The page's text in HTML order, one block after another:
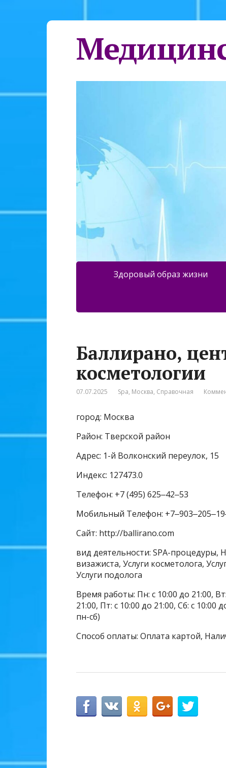
Здоровый образ жизни
Баллирано,
косметологии
07.07.2025 Spa, Москва, Справочная
город: Москва
Район: Тверской район
Адрес: 1-й Волконский переулок, 15
Индекс: 127473.0
Телефон: +7 (495) 625‒42‒53
Мобильный Телефон:
Сайт: http://ballirano.com
вид деятельности: SPA-процедуры,
визажиста, Услуги косметолога,
Услуги подолога
Время работы: Пн: с 10:00 до 21:00,
21:00, Пт: с 10:00 до 21:00, Сб: с
пн-сб)
Способ оплаты: Оплата картой,